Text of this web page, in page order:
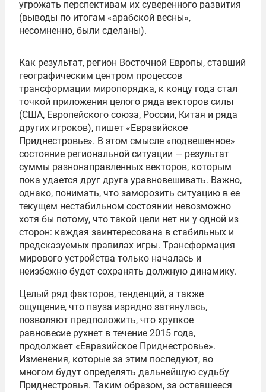
угрожать перспективам их суверенного развития
(выводы по итогам «арабской весны»,
несомненно, были сделаны).
Как результат, регион Восточной Европы, ставший
географическим центром процессов
трансформации миропорядка, к концу года стал
точкой приложения целого ряда векторов силы
(США, Европейского союза, России, Китая и ряда
других игроков), пишет «Евразийское
Приднестровье». В этом смысле «подвешенное»
состояние региональной ситуации — результат
суммы разнонаправленных векторов, которым
пока удается друг друга уравновешивать. Важно,
однако, понимать, что заморозить ситуацию в ее
текущем нестабильном состоянии невозможно
хотя бы потому, что такой цели нет ни у одной из
сторон: каждая заинтересована в стабильных и
предсказуемых правилах игры. Трансформация
мирового устройства только началась и
неизбежно будет сохранять должную динамику.
Целый ряд факторов, тенденций, а также
ощущение, что пауза изрядно затянулась,
позволяют предположить, что хрупкое
равновесие рухнет в течение 2015 года,
продолжает «Евразийское Приднестровье».
Изменения, которые за этим последуют, во
многом будут определять дальнейшую судьбу
Приднестровья. Таким образом, за оставшееся